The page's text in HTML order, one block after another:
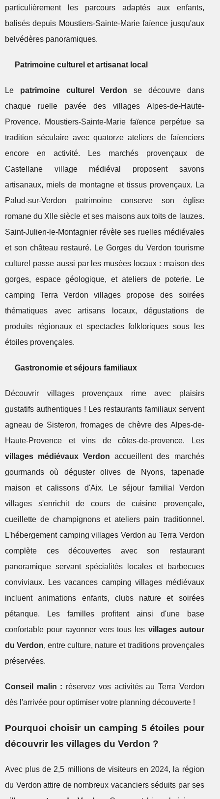
particulièrement les parcours adaptés aux enfants,
balisés depuis Moustiers-Sainte-Marie faïence jusqu'aux
belvédères panoramiques.
Patrimoine culturel et artisanat local
Le patrimoine culturel Verdon se découvre dans
chaque ruelle pavée des villages Alpes-de-Haute-
Provence. Moustiers-Sainte-Marie faïence perpétue sa
tradition séculaire avec quatorze ateliers de faïenciers
encore en activité. Les marchés provençaux de
Castellane village médiéval proposent savons
artisanaux, miels de montagne et tissus provençaux. La
Palud-sur-Verdon patrimoine conserve son église
romane du XIIe siècle et ses maisons aux toits de lauzes.
Saint-Julien-le-Montagnier révèle ses ruelles médiévales
et son château restauré. Le Gorges du Verdon tourisme
culturel passe aussi par les musées locaux : maison des
gorges, espace géologique, et ateliers de poterie. Le
camping Terra Verdon villages propose des soirées
thématiques avec artisans locaux, dégustations de
produits régionaux et spectacles folkloriques sous les
étoiles provençales.
Gastronomie et séjours familiaux
Découvrir villages provençaux rime avec plaisirs
gustatifs authentiques ! Les restaurants familiaux servent
agneau de Sisteron, fromages de chèvre des Alpes-de-
Haute-Provence et vins de côtes-de-provence. Les
villages médiévaux Verdon accueillent des marchés
gourmands où déguster olives de Nyons, tapenade
maison et calissons d'Aix. Le séjour familial Verdon
villages s'enrichit de cours de cuisine provençale,
cueillette de champignons et ateliers pain traditionnel.
L'hébergement camping villages Verdon au Terra Verdon
complète ces découvertes avec son restaurant
panoramique servant spécialités locales et barbecues
conviviaux. Les vacances camping villages médiévaux
incluent animations enfants, clubs nature et soirées
pétanque. Les familles profitent ainsi d'une base
confortable pour rayonner vers tous les villages autour
du Verdon, entre culture, nature et traditions provençales
préservées.
Conseil malin : réservez vos activités au Terra Verdon
dès l'arrivée pour optimiser votre planning découverte !
Pourquoi choisir un camping 5 étoiles pour
découvrir les villages du Verdon ?
Avec plus de 2,5 millions de visiteurs en 2024, la région
du Verdon attire de nombreux vacanciers séduits par ses